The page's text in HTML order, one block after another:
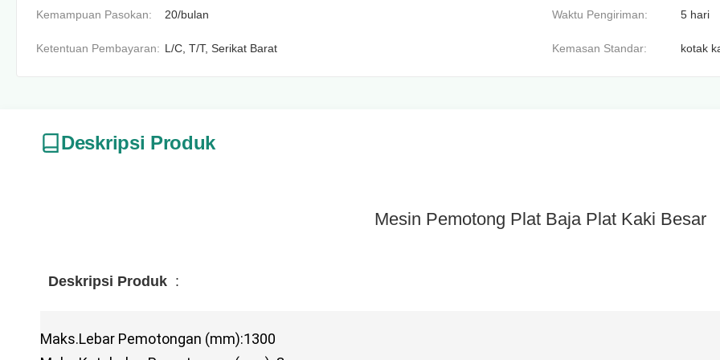
Kemampuan Pasokan: 20/bulan Waktu Pengiriman: 5 hari
Ketentuan Pembayaran: L/C, T/T, Serikat Barat Kemasan Standar: kotak
Deskripsi Produk
Mesin Pemotong Plat Baja Plat Kaki Besar
Deskripsi Produk :
Maks.Lebar Pemotongan (mm):1300